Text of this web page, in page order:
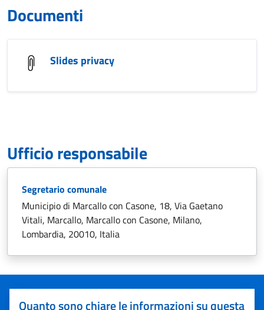
Documenti
Slides privacy
Ufficio responsabile
Segretario comunale
Municipio di Marcallo con Casone, 18, Via Gaetano
Vitali, Marcallo, Marcallo con Casone, Milano,
Lombardia, 20010, Italia
Quanto sono chiare le informazioni su questa